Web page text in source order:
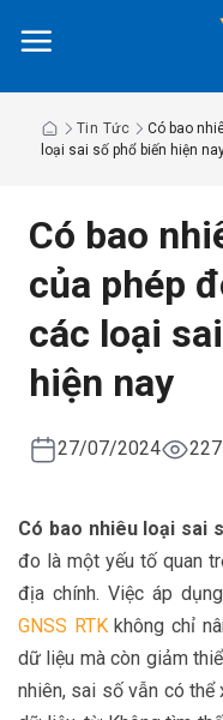
đến
dung
Tin Tức
Có bao
loại sai số phổ biến hiện
Có bao
của phép
các loại
hiện nay
27/07/2024
Có bao nhiêu loại sai
đo là một yếu tố quan
địa chính. Việc áp
GNSS RTKkhông chỉ
dữ liệu mà còn giảm
nhiên, sai số vẫn có